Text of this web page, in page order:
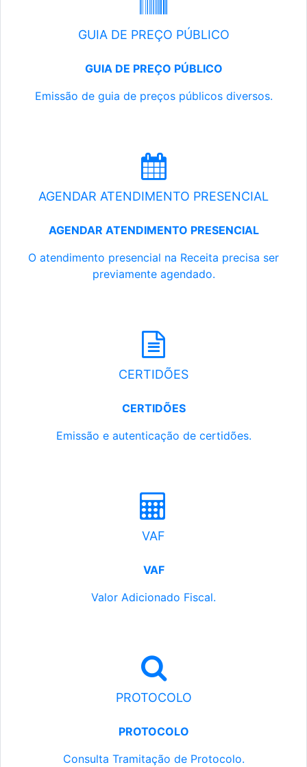
GUIA DE PREÇO PÚBLICO
GUIA DE PREÇO PÚBLICO
Emissão de guia de preços públicos diversos.
AGENDAR ATENDIMENTO PRESENCIAL
AGENDAR ATENDIMENTO PRESENCIAL
O atendimento presencial na Receita precisa ser
previamente agendado.
CERTIDÕES
CERTIDÕES
Emissão e autenticação de certidões.
VAF
VAF
Valor Adicionado Fiscal.
PROTOCOLO
PROTOCOLO
Consulta Tramitação de Protocolo.